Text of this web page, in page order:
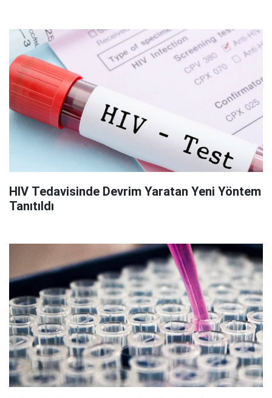
HIV Tedavisinde Devrim Yaratan Yeni Yöntem
Tanıtıldı